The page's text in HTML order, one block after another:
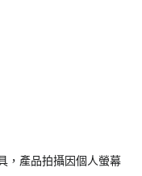
，產品拍攝因個人螢幕